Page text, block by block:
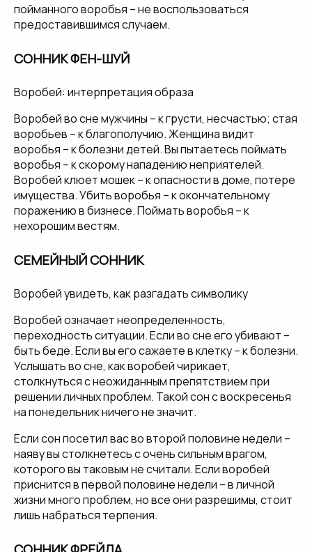
пойманного воробья – не воспользоваться
предоставившимся случаем.
СОННИК ФЕН-ШУЙ
Воробей: интерпретация образа
Воробей во сне мужчины – к грусти, несчастью; стая
воробьев – к благополучию. Женщина видит
воробья – к болезни детей. Вы пытаетесь поймать
воробья – к скорому нападению неприятелей.
Воробей клюет мошек – к опасности в доме, потере
имущества. Убить воробья – к окончательному
поражению в бизнесе. Поймать воробья – к
нехорошим вестям.
СЕМЕЙНЫЙ СОННИК
Воробей увидеть, как разгадать символику
Воробей означает неопределенность,
переходность ситуации. Если во сне его убивают –
быть беде. Если вы его сажаете в клетку – к болезни.
Услышать во сне, как воробей чирикает,
столкнуться с неожиданным препятствием при
решении личных проблем. Такой сон с воскресенья
на понедельник ничего не значит.
Если сон посетил вас во второй половине недели –
наяву вы столкнетесь с очень сильным врагом,
которого вы таковым не считали. Если воробей
приснится в первой половине недели – в личной
жизни много проблем, но все они разрешимы, стоит
лишь набраться терпения.